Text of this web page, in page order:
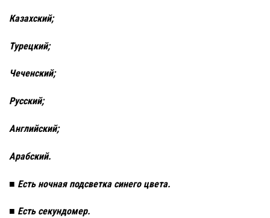
Казахский;
Турецкий;
Чеченский;
Русский;
Английский;
Арабский.
■ Есть ночная подсветка синего цвета.
■ Есть секундомер.